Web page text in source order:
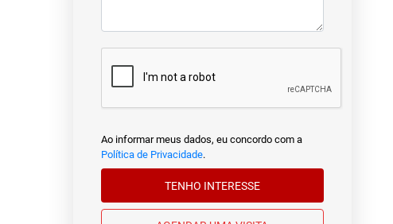
Ao informar meus dados, eu concordo com a
Política de Privacidade.
TENHO INTERESSE